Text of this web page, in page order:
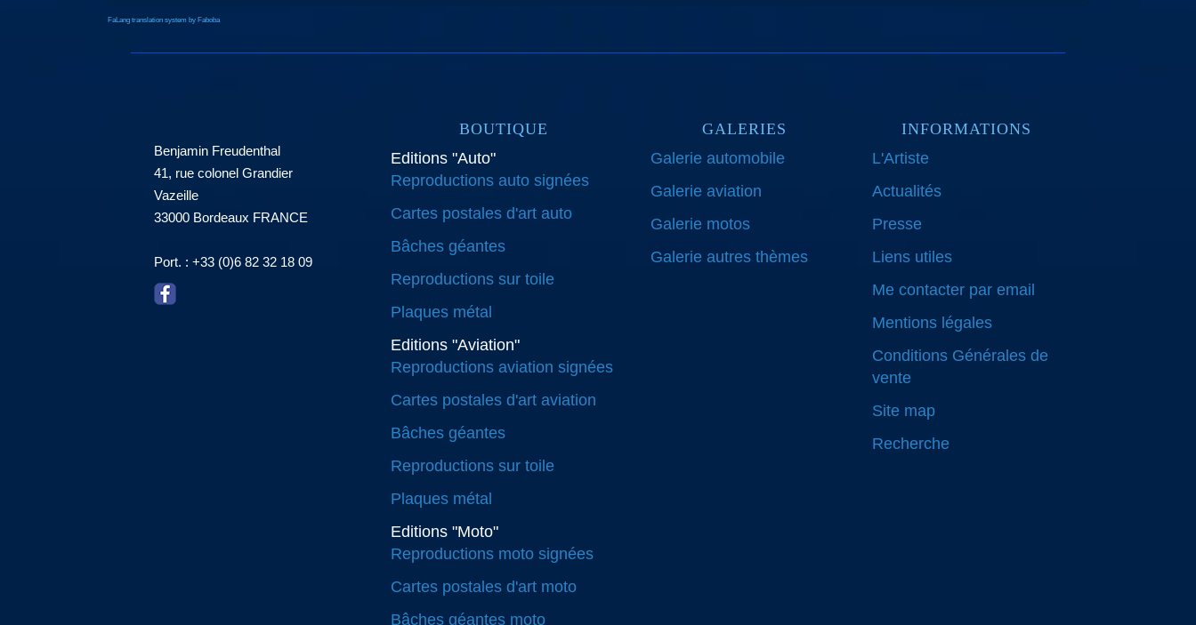
FaLang translation system by Faboba
Benjamin Freudenthal
41, rue colonel Grandier
Vazeille
33000 Bordeaux FRANCE
Port. : +33 (0)6 82 32 18 09
BOUTIQUE
Editions "Auto"
Reproductions auto signées
Cartes postales d'art auto
Bâches géantes
Reproductions sur toile
Plaques métal
Editions "Aviation"
Reproductions aviation signées
Cartes postales d'art aviation
Bâches géantes
Reproductions sur toile
Plaques métal
Editions "Moto"
Reproductions moto signées
Cartes postales d'art moto
Bâches géantes moto
GALERIES
Galerie automobile
Galerie aviation
Galerie motos
Galerie autres thèmes
INFORMATIONS
L'Artiste
Actualités
Presse
Liens utiles
Me contacter par email
Mentions légales
Conditions Générales de
vente
Site map
Recherche